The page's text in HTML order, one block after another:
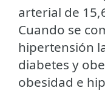
arterial de
Cuando se
hipertensión
diabetes y
obesidad e